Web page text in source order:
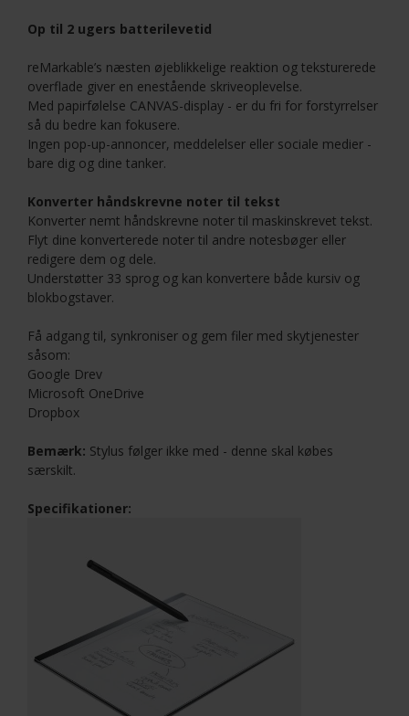
Op til 2 ugers batterilevetid
reMarkable’s næsten øjeblikkelige reaktion og teksturerede
overflade giver en enestående skriveoplevelse.
Med papirfølelse CANVAS-display - er du fri for forstyrrelser
så du bedre kan fokusere.
Ingen pop-up-annoncer, meddelelser eller sociale medier -
bare dig og dine tanker.
Konverter håndskrevne noter til tekst
Konverter nemt håndskrevne noter til maskinskrevet tekst.
Flyt dine konverterede noter til andre notesbøger eller
redigere dem og dele.
Understøtter 33 sprog og kan konvertere både kursiv og
blokbogstaver.
Få adgang til, synkroniser og gem filer med skytjenester
såsom:
Google Drev
Microsoft OneDrive
Dropbox
Bemærk: Stylus følger ikke med - denne skal købes
særskilt.
Specifikationer: